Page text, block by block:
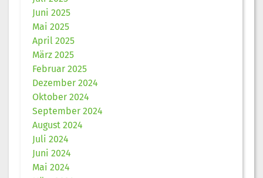
Juni 2025
Mai 2025
April 2025
März 2025
Februar 2025
Dezember 2024
Oktober 2024
September 2024
August 2024
Juli 2024
Juni 2024
Mai 2024